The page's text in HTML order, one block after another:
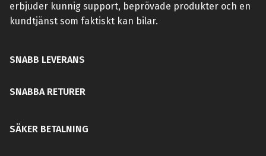
erbjuder kunnig support, beprövade produkter och en
kundtjänst som faktiskt kan bilar.
SNABB LEVERANS
SNABBA RETURER
SÄKER BETALNING